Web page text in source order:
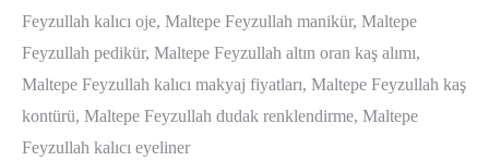
Feyzullah kalıcı oje, Maltepe Feyzullah manikür, Maltepe
Feyzullah pedikür, Maltepe Feyzullah altın oran kaş alımı,
Maltepe Feyzullah kalıcı makyaj fiyatları, Maltepe Feyzullah kaş
kontürü, Maltepe Feyzullah dudak renklendirme, Maltepe
Feyzullah kalıcı eyeliner